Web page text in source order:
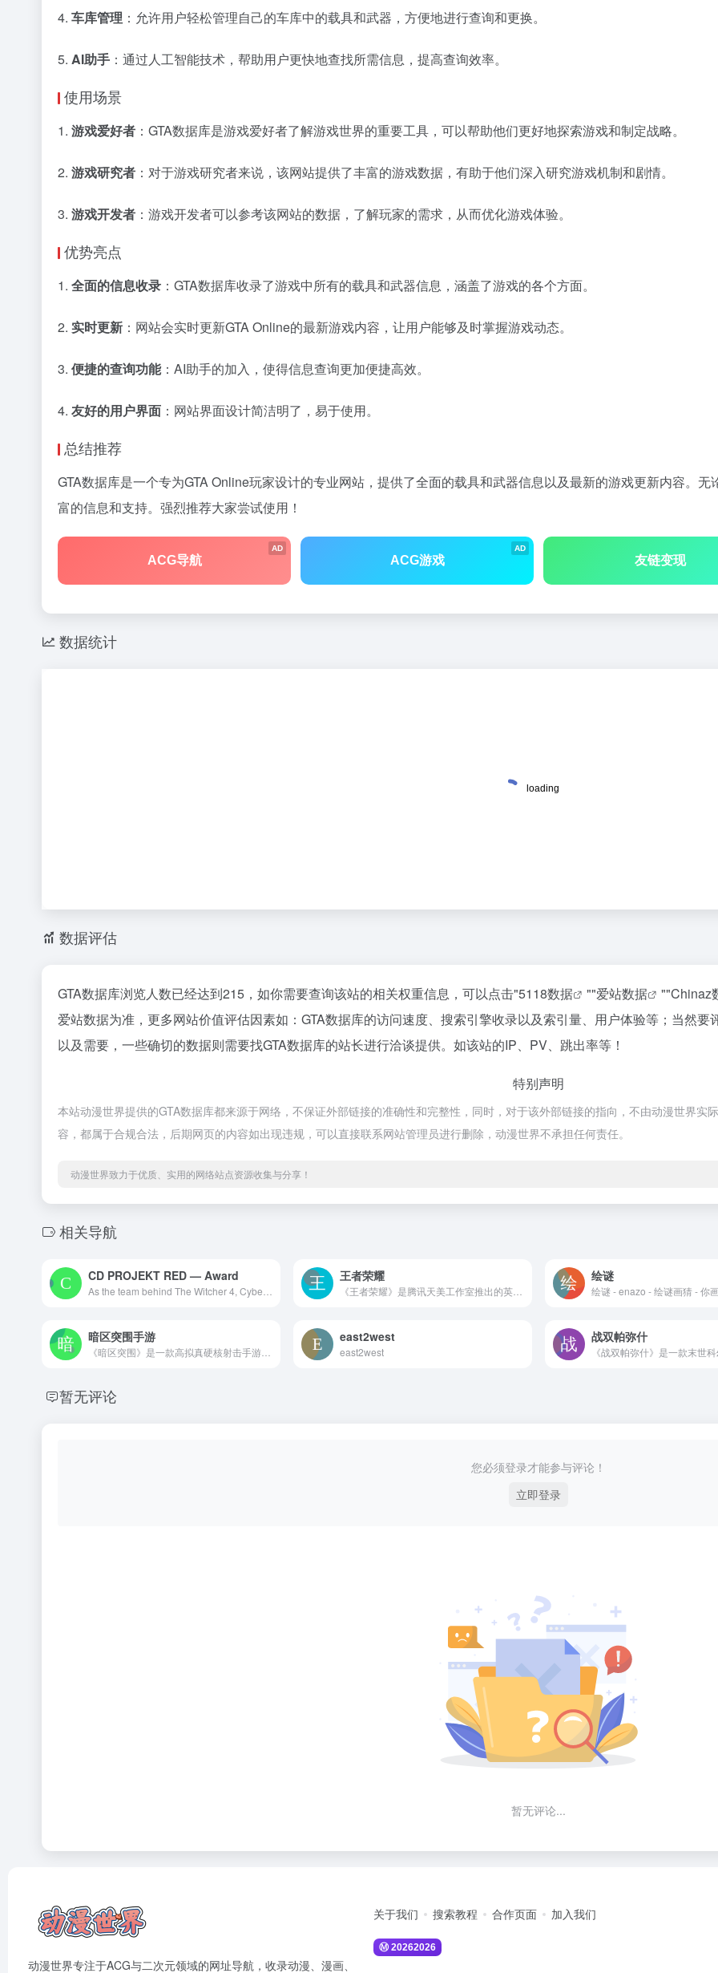
4. 车库管理 ：允许用户轻松管理自己的车库中的载具和武器，方便地进行查询和更换。
5. AI助手 ：通过人工智能技术，帮助用户更快地查找所需信息，提高查询效率。
使用场景
1. 游戏爱好者 ：GTA数据库是游戏爱好者了解游戏世界的重要工具，可以帮助他们更好地探索游戏和制定战略。
2. 游戏研究者 ：对于游戏研究者来说，该网站提供了丰富的游戏数据，有助于他们深入研究游戏机制和剧情。
3. 游戏开发者 ：游戏开发者可以参考该网站的数据，了解玩家的需求，从而优化游戏体验。
优势亮点
1. 全面的信息收录 ：GTA数据库收录了游戏中所有的载具和武器信息，涵盖了游戏的各个方面。
2. 实时更新 ：网站会实时更新GTA Online的最新游戏内容，让用户能够及时掌握游戏动态。
3. 便捷的查询功能：AI助手的加入，使得信息查询更加便捷高效。
4. 友好的用户界面 ：网站界面设计简洁明了，易于使用。
总结推荐
GTA数据库是一个专为GTA Online玩家设计的专业网站，提供了全面的载具和武器信息以及最新的游戏更新内容。
富的信息和支持。强烈推荐大家尝试使用！
AD
ACG导航
AD
ACG游戏 友链变现
数据统计
数据评估
GTA数据库浏览人数已经达到215，如你需要查询该站的相关权重信息，可以点击"5118数据 ""爱站数据 ""Chinaz
爱站数据为准，更多网站价值评估因素如：GTA数据库的访问速度、搜索引擎收录以及索引量、用户体验等；当然
以及需要，一些确切的数据则需要找GTA数据库的站长进行洽谈提供。如该站的IP、PV、跳出率等！
特别声明
本站动漫世界提供的GTA数据库都来源于网络，不保证外部链接的准确性和完整性，同时，对于该外部链接的指向，不由动漫世界
容，都属于合规合法，后期网页的内容如出现违规，可以直接联系网站管理员进行删除，动漫世界不承担任何责任。
动漫世界致力于优质、实用的网络站点资源收集与分享！
相关导航
CD PROJEKT RED — Award 王者荣耀 绘谜
暗区突围手游 east2west
east2west
战双帕弥什
暂无评论
您必须登录才能参与评论！
立即登录
暂无评论...
动漫世界专注于ACG与二次元领域的网址导航，收录动漫、漫画、
关于我们 搜索教程 合作页面 加入我们